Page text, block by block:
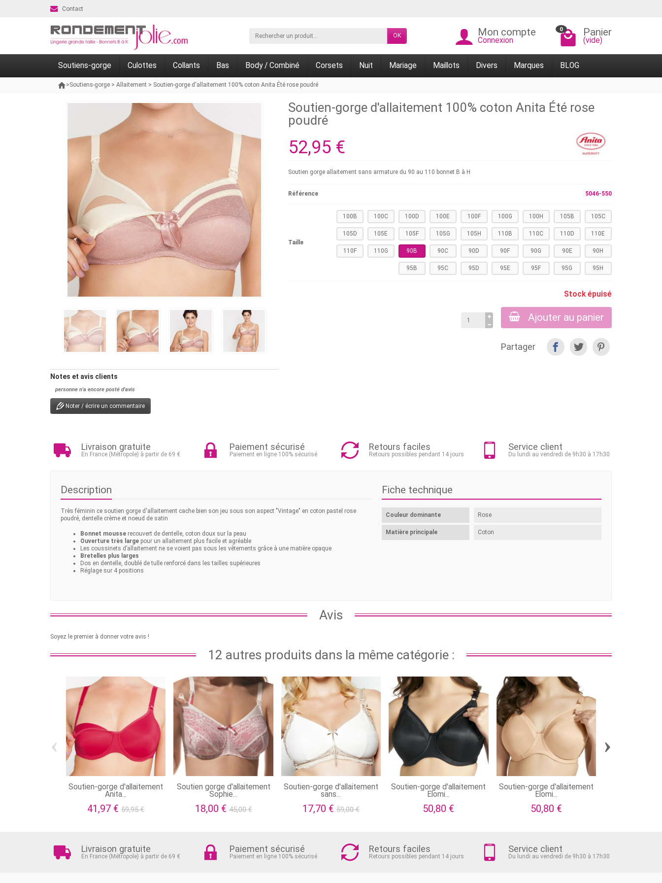
Contact
OK Mon compte
Connexion
0 Panier
(vide)
Soutiens-gorge Culottes Collants Bas Body / Combiné Corsets Nuit Mariage Maillots Divers Marques BLOG
>Soutiens-gorge > Allaitement > Soutien-gorge d'allaitement 100% coton Anita Été rose poudré
Notes et avis clients
personne n'a encore posté d'avis
Noter / écrire un commentaire
Soutien-gorge d'allaitement 100% coton Anita Été rose
poudré
52,95 €
Soutien gorge allaitement sans armature du 90 au 110 bonnet B à H
Référence 5046-550
Taille
100B 100C 100D 100E 100F 100G 100H 105B 105C
105D 105E 105F 105G 105H 110B 110C 110D 110E
110F 110G 90B 90C 90D 90F 90G 90E 90H
95B 95C 95D 95E 95F 95G 95H
Stock épuisé
Ajouter au panier
Partager
Livraison gratuite
En France (Métropole) à partir de 69 €
Paiement sécurisé
Paiement en ligne 100% sécurisé
Retours faciles
Retours possibles pendant 14 jours
Service client
Du lundi au vendredi de 9h30 à 17h30
Description
Très féminin ce soutien gorge d'allaitement cache bien son jeu sous son aspect "Vintage" en coton pastel rose
poudré, dentelle crème et noeud de satin
Bonnet mousse recouvert de dentelle, coton doux sur la peau
Ouverture très large pour un allaitement plus facile et agréable
Les coussinets d’allaitement ne se voient pas sous les vêtements grâce à une matière opaque
Bretelles plus larges
Dos en dentelle, doublé de tulle renforcé dans les tailles supérieures
Réglage sur 4 positions
Fiche technique
Couleur dominante Rose
Matière principale Coton
Avis
Soyez le premier à donner votre avis !
12 autres produits dans la même catégorie :
Soutien-gorge d'allaitement
Anita...
41,97 €59,95 €
Soutien gorge d'allaitement
Sophie...
18,00 €45,00 €
Soutien-gorge d'allaitement
sans...
17,70 € 59,00 €
Soutien-gorge d'allaitement
Elomi...
50,80 €
Soutien-gorge d'allaitement
Elomi...
50,80 €
‹ ›
Livraison gratuite
En France (Métropole) à partir de 69 €
Paiement sécurisé
Paiement en ligne 100% sécurisé
Retours faciles
Retours possibles pendant 14 jours
Service client
Du lundi au vendredi de 9h30 à 17h30